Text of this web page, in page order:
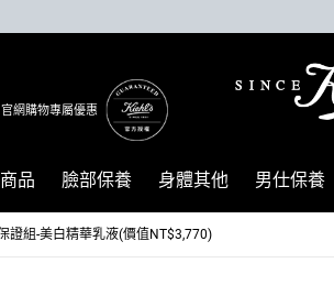
官網購物專屬優惠
品 臉部保養 身體其他 男仕保養
證組-美白精華乳液(價值NT$3,770)